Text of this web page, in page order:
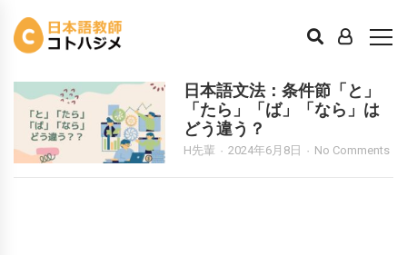
なら
日本語文法：条件節「と」
「たら」「ば」「なら」は
どう違う？
H先輩 2024年6月8日 No Comments